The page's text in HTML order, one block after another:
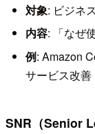
対象: ビジネ
内容: 「なぜ
例: Amazon
サービス改善
SNR（Senior